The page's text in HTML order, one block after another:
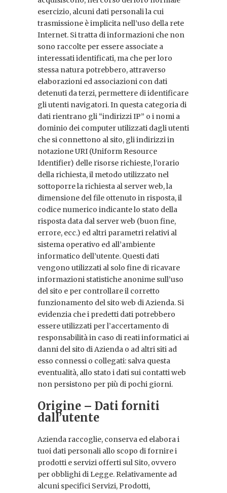
esercizio, alcuni dati personali la cui
trasmissione è implicita nell’uso della rete
Internet. Si tratta di informazioni che non
sono raccolte per essere associate a
interessati identificati, ma che per loro
stessa natura potrebbero, attraverso
elaborazioni ed associazioni con dati
detenuti da terzi, permettere di identificare
gli utenti navigatori. In questa categoria di
dati rientrano gli “indirizzi IP” o i nomi a
dominio dei computer utilizzati dagli utenti
che si connettono al sito, gli indirizzi in
notazione URI (Uniform Resource
Identifier) delle risorse richieste, l’orario
della richiesta, il metodo utilizzato nel
sottoporre la richiesta al server web, la
dimensione del file ottenuto in risposta, il
codice numerico indicante lo stato della
risposta data dal server web (buon fine,
errore, ecc.) ed altri parametri relativi al
sistema operativo ed all’ambiente
informatico dell’utente. Questi dati
vengono utilizzati al solo fine di ricavare
informazioni statistiche anonime sull’uso
del sito e per controllare il corretto
funzionamento del sito web di Azienda. Si
evidenzia che i predetti dati potrebbero
essere utilizzati per l’accertamento di
responsabilità in caso di reati informatici ai
danni del sito di Azienda o ad altri siti ad
esso connessi o collegati: salva questa
eventualità, allo stato i dati sui contatti web
non persistono per più di pochi giorni.
Origine – Dati forniti
dall’utente
Azienda raccoglie, conserva ed elabora i
tuoi dati personali allo scopo di fornire i
prodotti e servizi offerti sul Sito, ovvero
per obblighi di Legge. Relativamente ad
alcuni specifici Servizi, Prodotti,